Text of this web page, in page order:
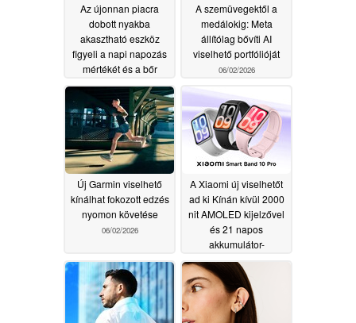
Az újonnan piacra
dobott nyakba
akasztható eszköz
figyeli a napi napozás
mértékét és a bőr
egészségi állapotát
06/15/2026
A szemüvegektől a
medálokig: Meta
állítólag bővíti AI
viselhető portfólióját
06/02/2026
Új Garmin viselhető
kínálhat fokozott edzés
nyomon követése
06/02/2026
A Xiaomi új viselhetőt
ad ki Kínán kívül 2000
nit AMOLED kijelzővel
és 21 napos
akkumulátor-
üzemidővel05/26/2026